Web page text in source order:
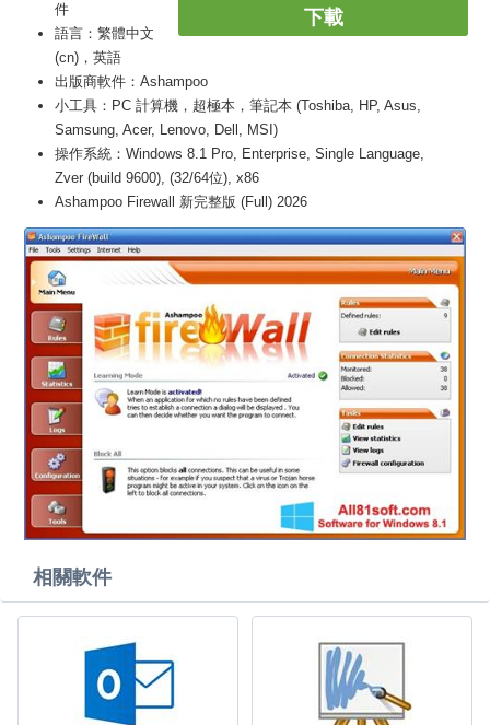
下載
件
語言：繁體中文
(cn)，英語
出版商軟件：Ashampoo
小工具：PC 計算機，超極本，筆記本 (Toshiba, HP, Asus,
Samsung, Acer, Lenovo, Dell, MSI)
操作系統：Windows 8.1 Pro, Enterprise, Single Language,
Zver (build 9600), (32/64位), x86
Ashampoo Firewall 新完整版 (Full) 2026
相關軟件